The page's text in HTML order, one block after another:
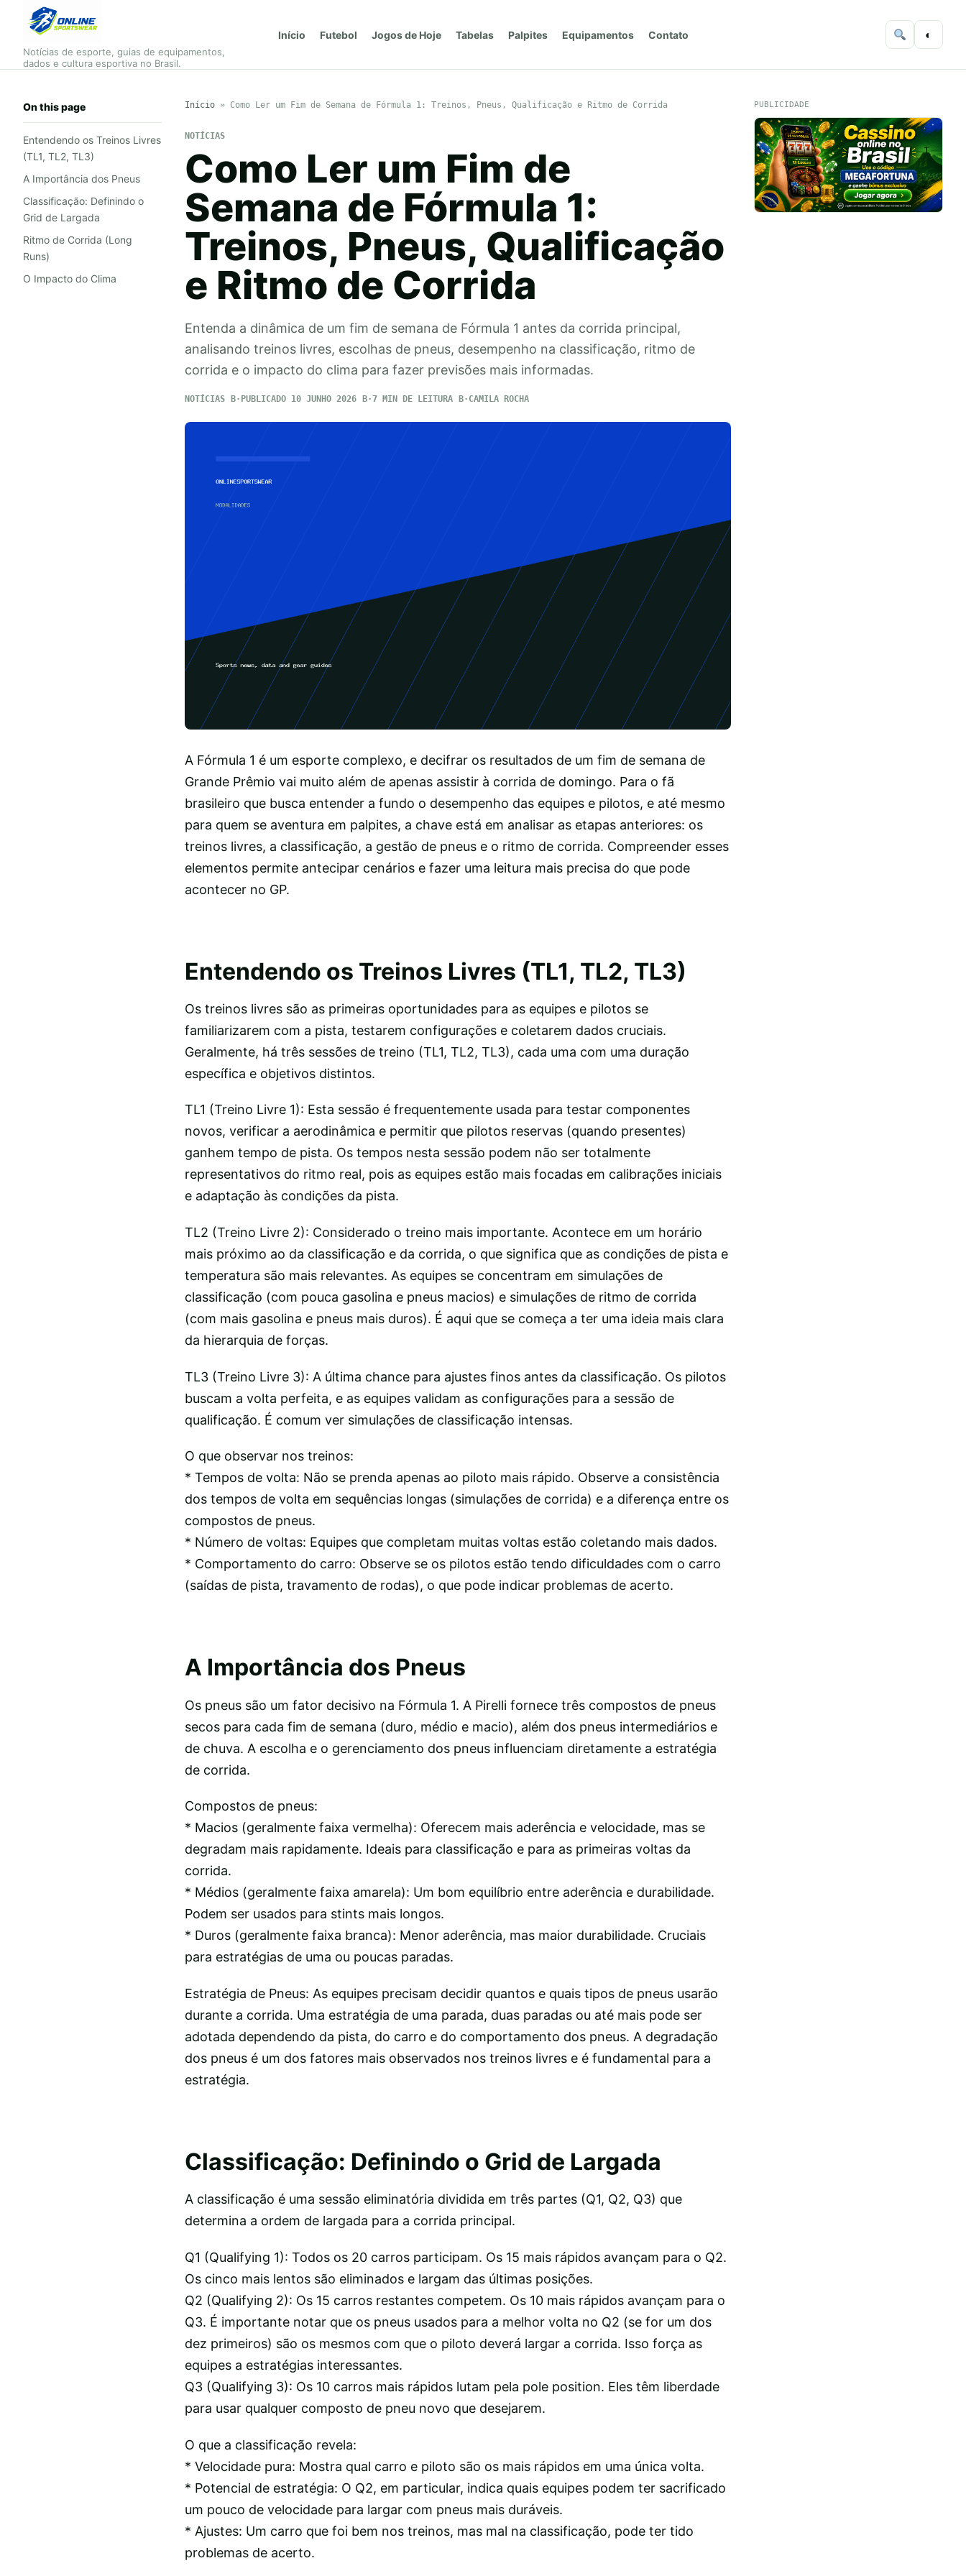
Notícias de esporte, guias de equipamentos,
dados e cultura esportiva no Brasil.
Início Futebol Jogos de Hoje Tabelas Palpites Equipamentos Contato ◐
On this page
Entendendo os Treinos Livres
(TL1, TL2, TL3)
A Importância dos Pneus
Classificação: Definindo o
Grid de Largada
Ritmo de Corrida (Long
Runs)
O Impacto do Clima
Início» Como Ler um Fim de Semana de Fórmula 1: Treinos, Pneus, Qualificação e Ritmo de Corrida
NOTÍCIAS
Como Ler um Fim de
Semana de Fórmula 1:
Treinos, Pneus, Qualificação
e Ritmo de Corrida
Entenda a dinâmica de um fim de semana de Fórmula 1 antes da corrida principal,
analisando treinos livres, escolhas de pneus, desempenho na classificação, ritmo de
corrida e o impacto do clima para fazer previsões mais informadas.
NOTÍCIAS PUBLICADO 10 JUNHO 2026 7 MIN DE LEITURA CAMILA ROCHA
A Fórmula 1 é um esporte complexo, e decifrar os resultados de um fim de semana de
Grande Prêmio vai muito além de apenas assistir à corrida de domingo. Para o fã
brasileiro que busca entender a fundo o desempenho das equipes e pilotos, e até mesmo
para quem se aventura em palpites, a chave está em analisar as etapas anteriores: os
treinos livres, a classificação, a gestão de pneus e o ritmo de corrida. Compreender esses
elementos permite antecipar cenários e fazer uma leitura mais precisa do que pode
acontecer no GP.
Entendendo os Treinos Livres (TL1, TL2, TL3)
Os treinos livres são as primeiras oportunidades para as equipes e pilotos se
familiarizarem com a pista, testarem configurações e coletarem dados cruciais.
Geralmente, há três sessões de treino (TL1, TL2, TL3), cada uma com uma duração
específica e objetivos distintos.
TL1 (Treino Livre 1): Esta sessão é frequentemente usada para testar componentes
novos, verificar a aerodinâmica e permitir que pilotos reservas (quando presentes)
ganhem tempo de pista. Os tempos nesta sessão podem não ser totalmente
representativos do ritmo real, pois as equipes estão mais focadas em calibrações iniciais
e adaptação às condições da pista.
TL2 (Treino Livre 2): Considerado o treino mais importante. Acontece em um horário
mais próximo ao da classificação e da corrida, o que significa que as condições de pista e
temperatura são mais relevantes. As equipes se concentram em simulações de
classificação (com pouca gasolina e pneus macios) e simulações de ritmo de corrida
(com mais gasolina e pneus mais duros). É aqui que se começa a ter uma ideia mais clara
da hierarquia de forças.
TL3 (Treino Livre 3): A última chance para ajustes finos antes da classificação. Os pilotos
buscam a volta perfeita, e as equipes validam as configurações para a sessão de
qualificação. É comum ver simulações de classificação intensas.
O que observar nos treinos:
* Tempos de volta: Não se prenda apenas ao piloto mais rápido. Observe a consistência
dos tempos de volta em sequências longas (simulações de corrida) e a diferença entre os
compostos de pneus.
* Número de voltas: Equipes que completam muitas voltas estão coletando mais dados.
* Comportamento do carro: Observe se os pilotos estão tendo dificuldades com o carro
(saídas de pista, travamento de rodas), o que pode indicar problemas de acerto.
A Importância dos Pneus
Os pneus são um fator decisivo na Fórmula 1. A Pirelli fornece três compostos de pneus
secos para cada fim de semana (duro, médio e macio), além dos pneus intermediários e
de chuva. A escolha e o gerenciamento dos pneus influenciam diretamente a estratégia
de corrida.
Compostos de pneus:
* Macios (geralmente faixa vermelha): Oferecem mais aderência e velocidade, mas se
degradam mais rapidamente. Ideais para classificação e para as primeiras voltas da
corrida.
* Médios (geralmente faixa amarela): Um bom equilíbrio entre aderência e durabilidade.
Podem ser usados para stints mais longos.
* Duros (geralmente faixa branca): Menor aderência, mas maior durabilidade. Cruciais
para estratégias de uma ou poucas paradas.
Estratégia de Pneus: As equipes precisam decidir quantos e quais tipos de pneus usarão
durante a corrida. Uma estratégia de uma parada, duas paradas ou até mais pode ser
adotada dependendo da pista, do carro e do comportamento dos pneus. A degradação
dos pneus é um dos fatores mais observados nos treinos livres e é fundamental para a
estratégia.
Classificação: Definindo o Grid de Largada
A classificação é uma sessão eliminatória dividida em três partes (Q1, Q2, Q3) que
determina a ordem de largada para a corrida principal.
Q1 (Qualifying 1): Todos os 20 carros participam. Os 15 mais rápidos avançam para o Q2.
Os cinco mais lentos são eliminados e largam das últimas posições.
Q2 (Qualifying 2): Os 15 carros restantes competem. Os 10 mais rápidos avançam para o
Q3. É importante notar que os pneus usados para a melhor volta no Q2 (se for um dos
dez primeiros) são os mesmos com que o piloto deverá largar a corrida. Isso força as
equipes a estratégias interessantes.
Q3 (Qualifying 3): Os 10 carros mais rápidos lutam pela pole position. Eles têm liberdade
para usar qualquer composto de pneu novo que desejarem.
O que a classificação revela:
* Velocidade pura: Mostra qual carro e piloto são os mais rápidos em uma única volta.
* Potencial de estratégia: O Q2, em particular, indica quais equipes podem ter sacrificado
um pouco de velocidade para largar com pneus mais duráveis.
* Ajustes: Um carro que foi bem nos treinos, mas mal na classificação, pode ter tido
problemas de acerto.
PUBLICIDADE